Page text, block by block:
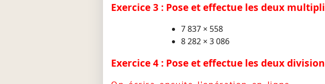
Exercice 3 : Pose et effectue les deux
7 837 × 558
8 282 × 3 086
Exercice 4 : Pose et effectue les deux